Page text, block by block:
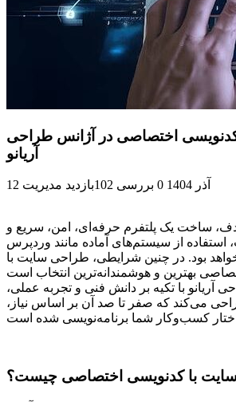
اختصاصی در آژانس طراحی
آریانو
12 آذر 1404 0 بررسی 102بازدید مدیریت
ساخت یک پلتفرم حرفه‌ای، امن، سریع و
از سیستم‌های آماده مانند وردپرس
بود. در چنین شرایطی، طراحی سایت با
آریانو با تکیه بر دانش فنی و تجربه عملی،
می‌کند که صفر تا صد آن بر اساس نیاز،
با کدنویسی اختصاصی چیست؟